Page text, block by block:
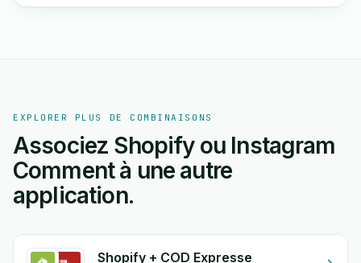
EXPLORER PLUS DE COMBINAISONS
Associez Shopify ou Instagram
Comment à une autre
application.
Shopify + COD Expresse